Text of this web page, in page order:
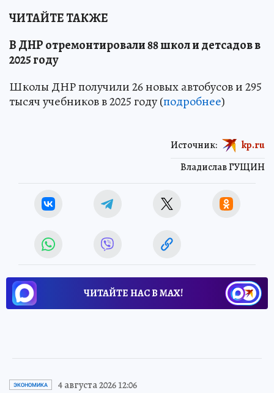
ЧИТАЙТЕ ТАКЖЕ
В ДНР отремонтировали 88 школ и детсадов в
2025 году
Школы ДНР получили 26 новых автобусов и 295
тысяч учебников в 2025 году (подробнее)
Владислав ГУЩИН
Источник: kp.ru
ЧИТАЙТЕ НАС В МАХ!
ЭКОНОМИКА 4 августа 2026 12:06